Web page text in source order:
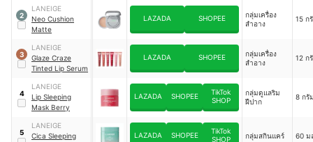
2
LANEIGE
Neo Cushion
Matte
LAZADA SHOPEE
กลุ่มเครื่อง
สำอาง
15 ก
3
LANEIGE
Glaze Craze
Tinted Lip Serum
LAZADA SHOPEE
กลุ่มเครื่อง
สำอาง
12 ก
4
LANEIGE
Lip Sleeping
Mask Berry
LAZADA SHOPEE
TikTok
SHOP
กลุ่มดูแลริม
ฝีปาก
8 กรั
5
LANEIGE
Cica Sleeping
LAZADA SHOPEE
TikTok
SHOP
กลุ่มสกินแคร์ 60 ม